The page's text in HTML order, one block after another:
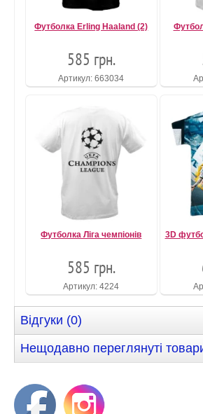
Футболка Erling Haaland (2)
585 грн.
Артикул: 663034
Футболка Ліга чемпіонів
585 грн.
Артикул: 4224
3D
Відгуки (0)
Нещодавно переглянуті